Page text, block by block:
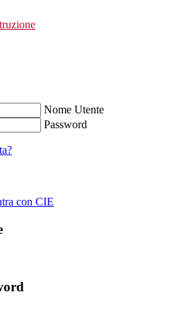
Nome Utente
Password
con CIE